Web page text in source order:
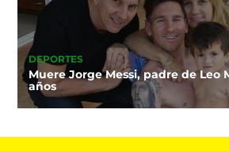
DEPORTES
Muere Jorge Messi, padre de Leo
años